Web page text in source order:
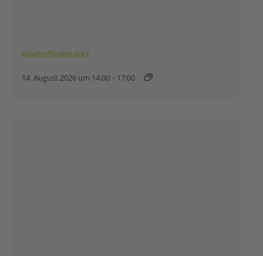
Kinderflohmarkt
14. August 2026 um 14:00 - 17:00